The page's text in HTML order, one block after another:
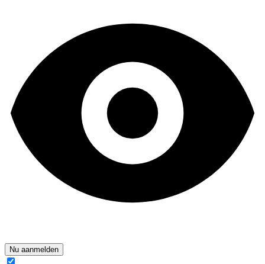
Nu aanmelden